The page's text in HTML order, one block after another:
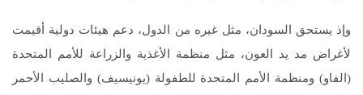
وإذ يستحق السودان، مثل غيره من الدول، دعم هيئات دولية أقيمت
لأغراض مد يد العون، مثل منظمة الأغذية والزراعة للأمم المتحدة
(الفاو) ومنظمة الأمم المتحدة للطفولة (يونيسيف) والصليب الأحمر